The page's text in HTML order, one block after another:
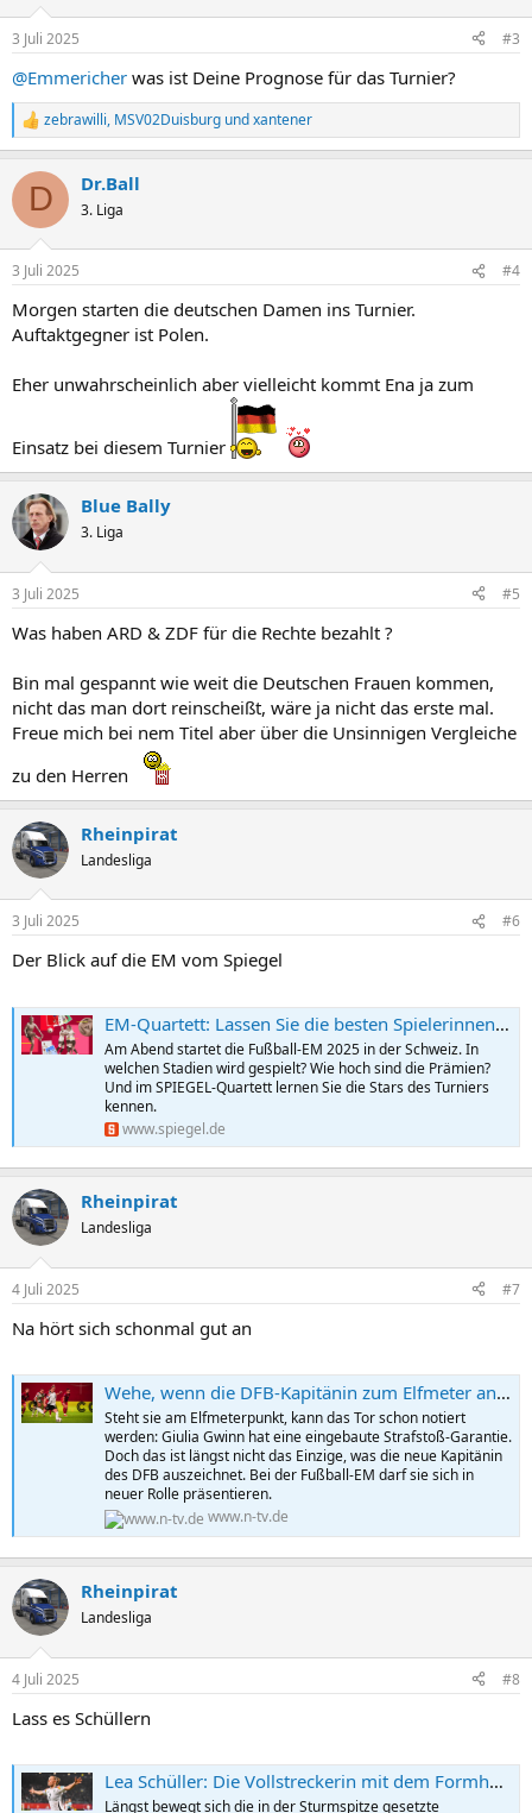
3 Juli 2025 #3
@Emmericher was ist Deine Prognose für das Turnier?
R
e
k
i
e
:
zebrawilli, MSV02Duisburg undxantener
D Dr.Ball
3. Liga
3 Juli 2025 #4
Morgen starten die deutschen Damen ins Turnier.
Auftaktgegner ist Polen.
Eher unwahrscheinlich aber vielleicht kommt Ena ja zum
Einsatz bei diesem Turnier
Blue Bally
3. Liga
3 Juli 2025 #5
Was haben ARD & ZDF für die Rechte bezahlt ?
Bin mal gespannt wie weit die Deutschen Frauen kommen,
nicht das man dort reinscheißt, wäre ja nicht das erste mal.
Freue mich bei nem Titel aber über die Unsinnigen Vergleiche
zu den Herren
Rheinpirat
Landesliga
3 Juli 2025 #6
Der Blick auf die EM vom Spiegel
EM-Quartett: Lassen Sie die besten Spielerinnen gegeneinander antreten
Am Abend startet die Fußball-EM 2025 in der Schweiz. In
welchen Stadien wird gespielt? Wie hoch sind die Prämien?
Und im SPIEGEL-Quartett lernen Sie die Stars des Turniers
kennen.
www.spiegel.de
Rheinpirat
Landesliga
4 Juli 2025 #7
Na hört sich schonmal gut an
Wehe, wenn die DFB-Kapitänin zum Elfmeter antritt
Steht sie am Elfmeterpunkt, kann das Tor schon notiert
werden: Giulia Gwinn hat eine eingebaute Strafstoß-Garantie.
Doch das ist längst nicht das Einzige, was die neue Kapitänin
des DFB auszeichnet. Bei der Fußball-EM darf sie sich in
neuer Rolle präsentieren.
www.n-tv.de
Rheinpirat
Landesliga
4 Juli 2025 #8
Lass es Schüllern
Lea Schüller: Die Vollstreckerin mit dem Formhoch
Längst bewegt sich die in der Sturmspitze gesetzte